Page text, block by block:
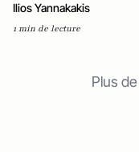
Ilios Yannakakis
1 min de lecture
Plus